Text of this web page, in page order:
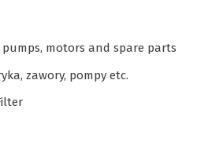
pumps, motors and spare parts
zawory, pompy etc.